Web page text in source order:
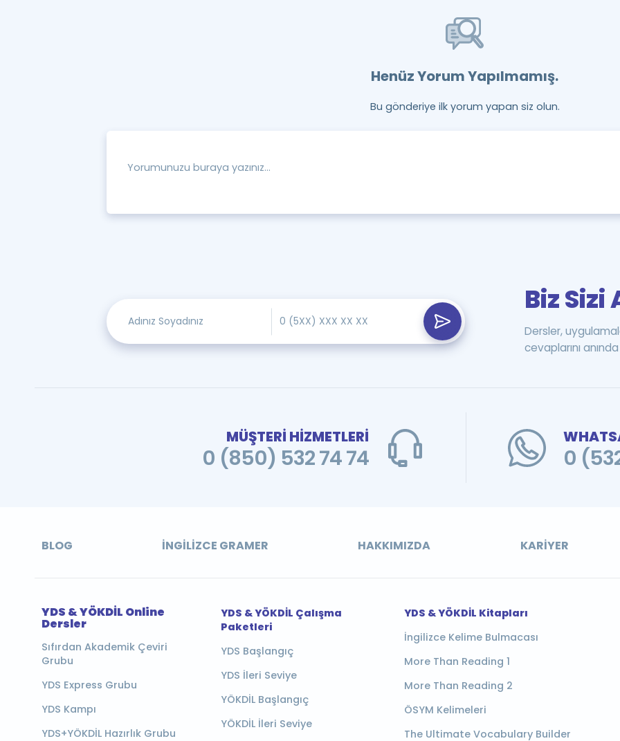
Henüz Yorum Yapılmamış.
Bu gönderiye ilk yorum yapan siz olun.
Biz Sizi
Dersler,
cevaplarını anında
MÜŞTERİ HİZMETLERİ
0 (850) 532 74 74 0
BLOG İNGILIZCE GRAMER HAKKIMIZDA KARIYER
YDS & YÖKDİL Online
Dersler
Sıfırdan Akademik Çeviri
Grubu
YDS Express Grubu
YDS Kampı
YDS+YÖKDİL Hazırlık Grubu
YDS & YÖKDİL Çalışma
Paketleri
YDS Başlangıç
YDS İleri Seviye
YÖKDİL Başlangıç
YÖKDİL İleri Seviye
YDS & YÖKDİL Kitapları
İngilizce Kelime Bulmacası
More Than Reading 1
More Than Reading 2
ÖSYM Kelimeleri
The Ultimate Vocabulary Builder